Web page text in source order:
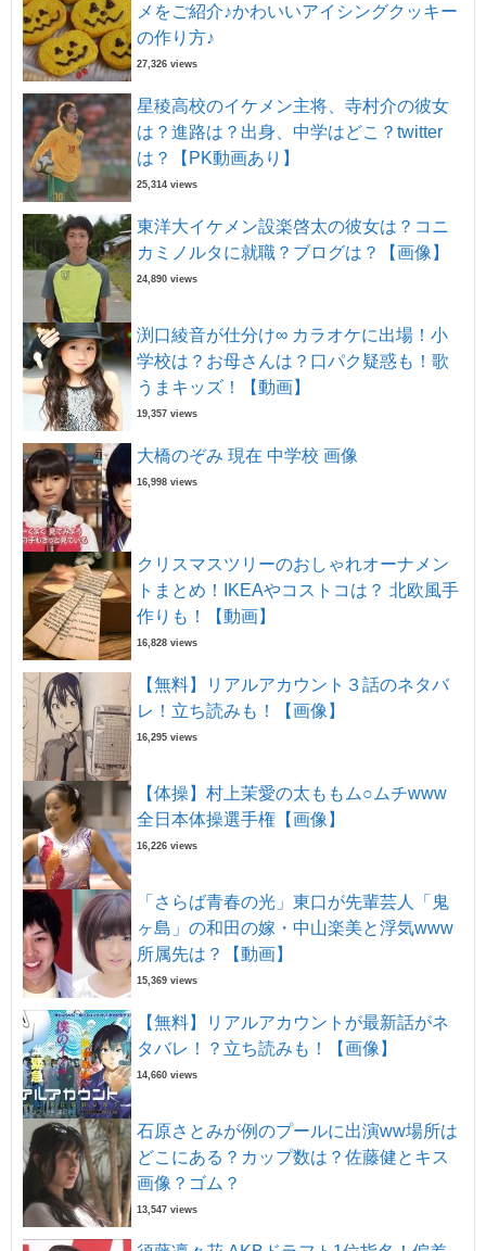
メをご紹介♪かわいいアイシングクッキー
の作り方♪
27,326 views
星稜高校のイケメン主将、寺村介の彼女
は？進路は？出身、中学はどこ？twitter
は？【PK動画あり】
25,314 views
東洋大イケメン設楽啓太の彼女は？コニ
カミノルタに就職？ブログは？【画像】
24,890 views
渕口綾音が仕分け∞ カラオケに出場！小
学校は？お母さんは？口パク疑惑も！歌
うまキッズ！【動画】
19,357 views
大橋のぞみ 現在 中学校 画像
16,998 views
クリスマスツリーのおしゃれオーナメン
トまとめ！IKEAやコストコは？ 北欧風手
作りも！【動画】
16,828 views
【無料】リアルアカウント３話のネタバ
レ！立ち読みも！【画像】
16,295 views
【体操】村上茉愛の太ももム○ムチwww
全日本体操選手権【画像】
16,226 views
「さらば青春の光」東口が先輩芸人「鬼
ヶ島」の和田の嫁・中山楽美と浮気www
所属先は？【動画】
15,369 views
【無料】リアルアカウントが最新話がネ
タバレ！？立ち読みも！【画像】
14,660 views
石原さとみが例のプールに出演ww場所は
どこにある？カップ数は？佐藤健とキス
画像？ゴム？
13,547 views